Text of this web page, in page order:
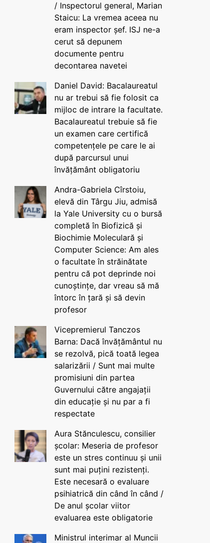
/ Inspectorul general, Marian
Staicu: La vremea aceea nu
eram inspector șef. ISJ ne-a
cerut să depunem
documente pentru
decontarea navetei
Daniel David: Bacalaureatul
nu ar trebui să fie folosit ca
mijloc de intrare la facultate.
Bacalaureatul trebuie să fie
un examen care certifică
competențele pe care le ai
după parcursul unui
învățământ obligatoriu
Andra-Gabriela Cîrstoiu,
elevă din Târgu Jiu, admisă
la Yale University cu o bursă
completă în Biofizică și
Biochimie Moleculară și
Computer Science: Am ales
o facultate în străinătate
pentru că pot deprinde noi
cunoștințe, dar vreau să mă
întorc în țară și să devin
profesor
Vicepremierul Tanczos
Barna: Dacă învățământul nu
se rezolvă, pică toată legea
salarizării / Sunt mai multe
promisiuni din partea
Guvernului către angajații
din educație și nu par a fi
respectate
Aura Stănculescu, consilier
școlar: Meseria de profesor
este un stres continuu și unii
sunt mai puțini rezistenți.
Este necesară o evaluare
psihiatrică din când în când /
De anul școlar viitor
evaluarea este obligatorie
Ministrul interimar al Muncii